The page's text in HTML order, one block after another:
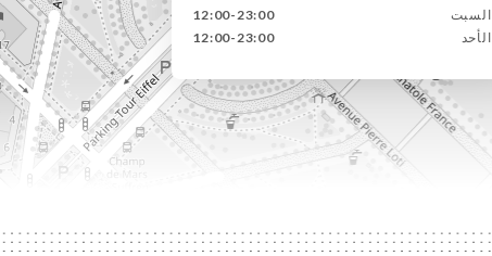
السبت
12:00-23:00
الأحد
12:00-23:00